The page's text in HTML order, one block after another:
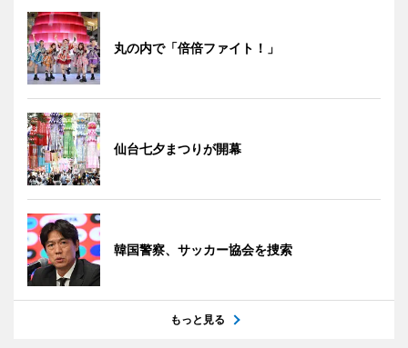
丸の内で「倍倍ファイト！」
仙台七夕まつりが開幕
韓国警察、サッカー協会を捜索
もっと見る